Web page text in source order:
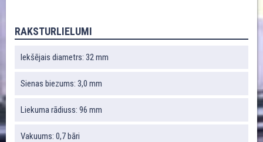
RAKSTURLIELUMI
Iekšējais diametrs: 32 mm
Sienas biezums: 3,0 mm
Liekuma rādiuss: 96 mm
Vakuums: 0,7 bāri